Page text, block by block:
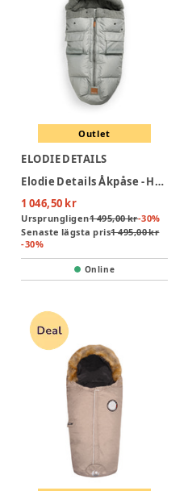
Outlet
ELODIE DETAILS
Elodie Details Åkpåse - Hazy Jade Ekollon
1 046,50 kr
Ursprungligen1 495,00 kr-30%
Senaste lägsta pris1 495,00 kr
-30%
Online